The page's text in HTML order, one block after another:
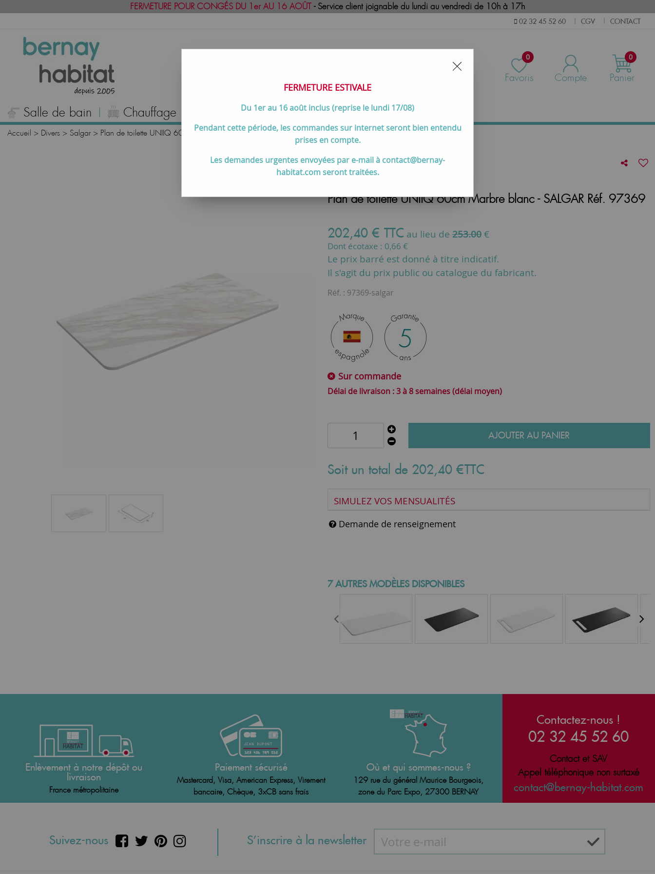
FERMETURE POUR CONGÉS DU 1er AU 16 AOÛT- Service client joignable du lundi au vendredi de 10h à 17h
02 32 45 52 60 CGV CONTACT
0
Favoris Compte
0
Panier
Salle de bain Chauffage Cuisson Meilleures ventes Contactez-nous
Accueil > Divers > Salgar > Plan de toilette UNIIQ 60cm Marbre blanc - SALGAR Réf. 97369
Plan de toilette UNIIQ 60cm Marbre blanc - SALGAR Réf. 97369
202,40 € TTC au lieu de 253.00€
Dont écotaxe : 0,66 €
Le prix barré est donné à titre indicatif.
Il s'agit du prix public ou catalogue du fabricant.
Réf. : 97369-salgar
Sur commande
3 à 8 semaines (délai moyen)
AJOUTER AU PANIER
Soit un total de 202,40 €TTC
SIMULEZ VOS MENSUALITÉS
Demande de renseignement
7 AUTRES MODÈLES DISPONIBLES
Enlèvement à notre dépôt ou
livraison
France métropolitaine
Paiement sécurisé
Mastercard, Visa, American Express, Virement
bancaire, Chèque, 3xCB sans frais
Où et qui sommes-nous ?
129 rue du général Maurice Bourgeois,
zone du Parc Expo, 27300 BERNAY
Contactez-nous !
02 32 45 52 60
Contact et SAV
Appel téléphonique non surtaxé
contact@bernay-habitat.com
Suivez-nous S’inscrire à la newsletter
FERMETURE ESTIVALE
Du 1er au 16 août inclus (reprise le lundi 17/08)
Pendant cette période, les commandes sur internet seront bien entendu
prises en compte.
Les demandes urgentes envoyées par e-mail à contact@bernay-
habitat.com seront traitées.